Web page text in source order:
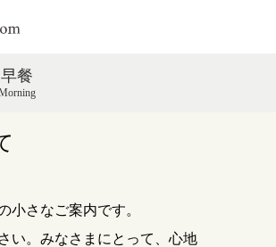
早餐
小さなご案内です。
い。みなさまにとって、心地